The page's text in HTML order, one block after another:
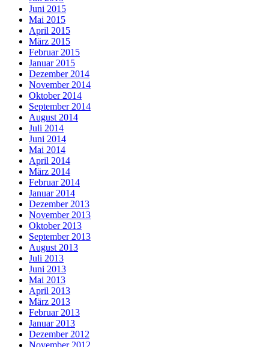
Juni 2015
Mai 2015
April 2015
März 2015
Februar 2015
Januar 2015
Dezember 2014
November 2014
Oktober 2014
September 2014
August 2014
Juli 2014
Juni 2014
Mai 2014
April 2014
März 2014
Februar 2014
Januar 2014
Dezember 2013
November 2013
Oktober 2013
September 2013
August 2013
Juli 2013
Juni 2013
Mai 2013
April 2013
März 2013
Februar 2013
Januar 2013
Dezember 2012
November 2012